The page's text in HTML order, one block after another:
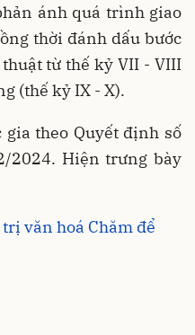
ánh quá trình giao
thời đánh dấu bước
từ thế kỷ VII - VIII
(thế kỷ IX - X).
gia theo Quyết định số
2024. Hiện trưng bày
văn hoá Chăm để